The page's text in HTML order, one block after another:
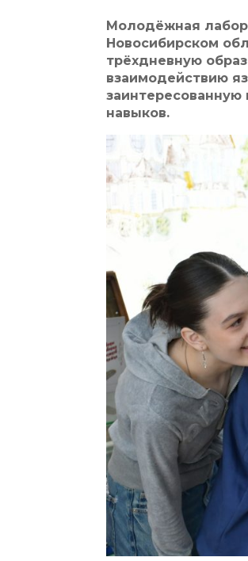
Молодёжная
Новосибирском
трёхдневную
взаимодействию
заинтересованную
навыков.